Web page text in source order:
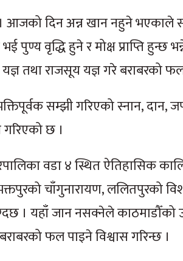
दिन अन्न खान नहुने भएकाले
पुण्य वृद्धि हुने र मोक्ष प्राप्ति हुन्छ
तथा राजसूय यज्ञ गरे बराबरको फल
सम्झी गरिएको स्नान,
गरिएको छ ।
वडा ४ स्थित ऐतिहासिक
चाँगुनारायण, ललितपुरको
। यहाँ जान नसक्नेले काठमाडौँको
फल पाइने विश्वास गरिन्छ ।